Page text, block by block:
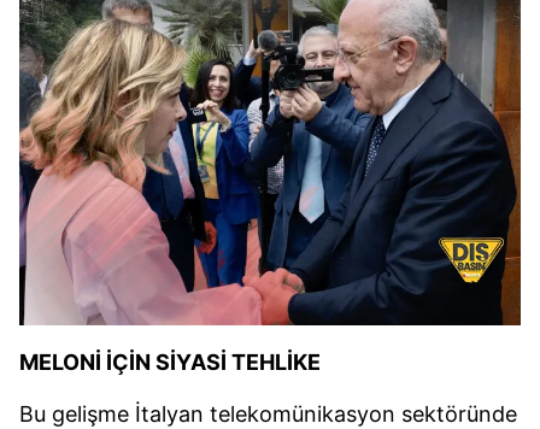
MELONİ İÇİN SİYASİ TEHLİKE
Bu gelişme İtalyan telekomünikasyon sektöründe